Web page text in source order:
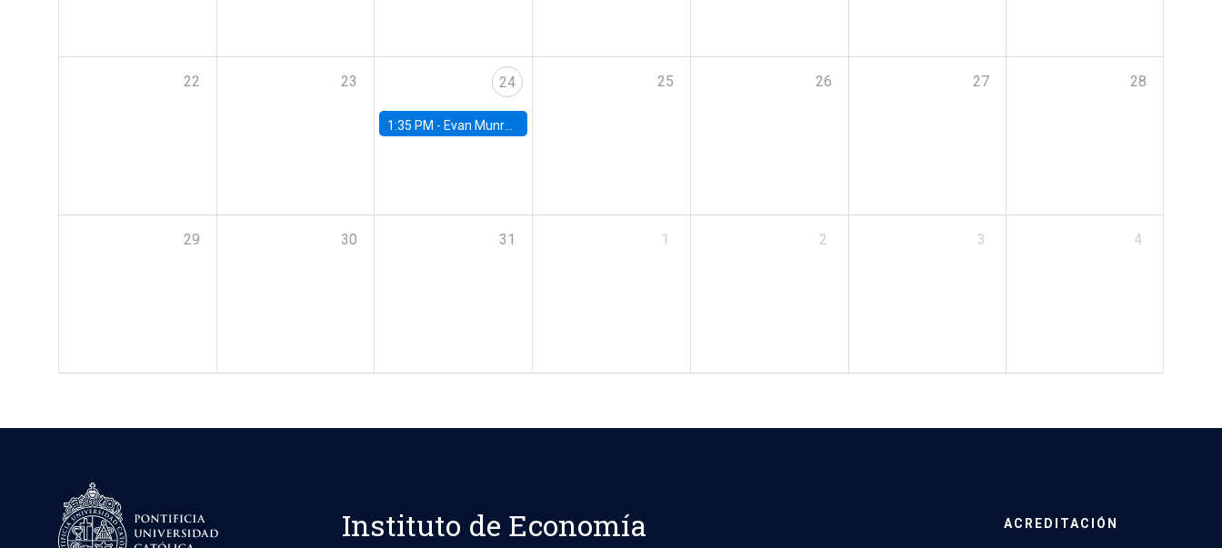
22 23 24
1:35 PM - Evan Munro, Neyman Visiting Assistant Professor in the Department of Statistics at UC Berkeley
25 26 27 28
29 30 31 1 2 3 4
Instituto de Economía ACREDITACIÓN